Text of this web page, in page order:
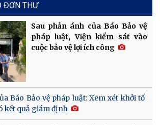
ĐƠN THƯ
Sau phản ánh của Báo Bảo vệ
pháp luật, Viện kiểm sát vào
cuộc bảo vệ lợi ích công
Báo Bảo vệ pháp luật: Xem xét khởi tố
kết quả giám định